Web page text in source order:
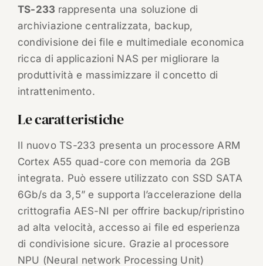
TS-233 rappresenta una soluzione di
archiviazione centralizzata, backup,
condivisione dei file e multimediale economica
ricca di applicazioni NAS per migliorare la
produttività e massimizzare il concetto di
intrattenimento.
Le caratteristiche
Il nuovo TS-233 presenta un processore ARM
Cortex A55 quad-core con memoria da 2GB
integrata. Può essere utilizzato con SSD SATA
6Gb/s da 3,5” e supporta l’accelerazione della
crittografia AES-NI per offrire backup/ripristino
ad alta velocità, accesso ai file ed esperienza
di condivisione sicure. Grazie al processore
NPU (Neural network Processing Unit)